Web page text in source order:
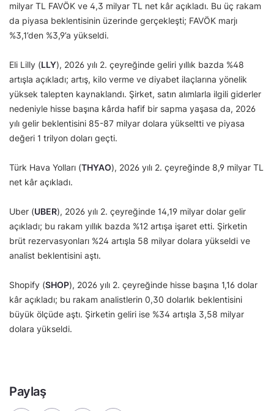
milyar TL FAVÖK ve 4,3 milyar TL net kâr açıkladı. Bu üç rakam
da piyasa beklentisinin üzerinde gerçekleşti; FAVÖK marjı
%3,1’den %3,9’a yükseldi.
Eli Lilly (LLY), 2026 yılı 2. çeyreğinde geliri yıllık bazda %48
artışla açıkladı; artış, kilo verme ve diyabet ilaçlarına yönelik
yüksek talepten kaynaklandı. Şirket, satın alımlarla ilgili giderler
nedeniyle hisse başına kârda hafif bir sapma yaşasa da, 2026
yılı gelir beklentisini 85-87 milyar dolara yükseltti ve piyasa
değeri 1 trilyon doları geçti.
Türk Hava Yolları (THYAO), 2026 yılı 2. çeyreğinde 8,9 milyar TL
net kâr açıkladı.
Uber (UBER), 2026 yılı 2. çeyreğinde 14,19 milyar dolar gelir
açıkladı; bu rakam yıllık bazda %12 artışa işaret etti. Şirketin
brüt rezervasyonları %24 artışla 58 milyar dolara yükseldi ve
analist beklentisini aştı.
Shopify (SHOP), 2026 yılı 2. çeyreğinde hisse başına 1,16 dolar
kâr açıkladı; bu rakam analistlerin 0,30 dolarlık beklentisini
büyük ölçüde aştı. Şirketin geliri ise %34 artışla 3,58 milyar
dolara yükseldi.
Paylaş